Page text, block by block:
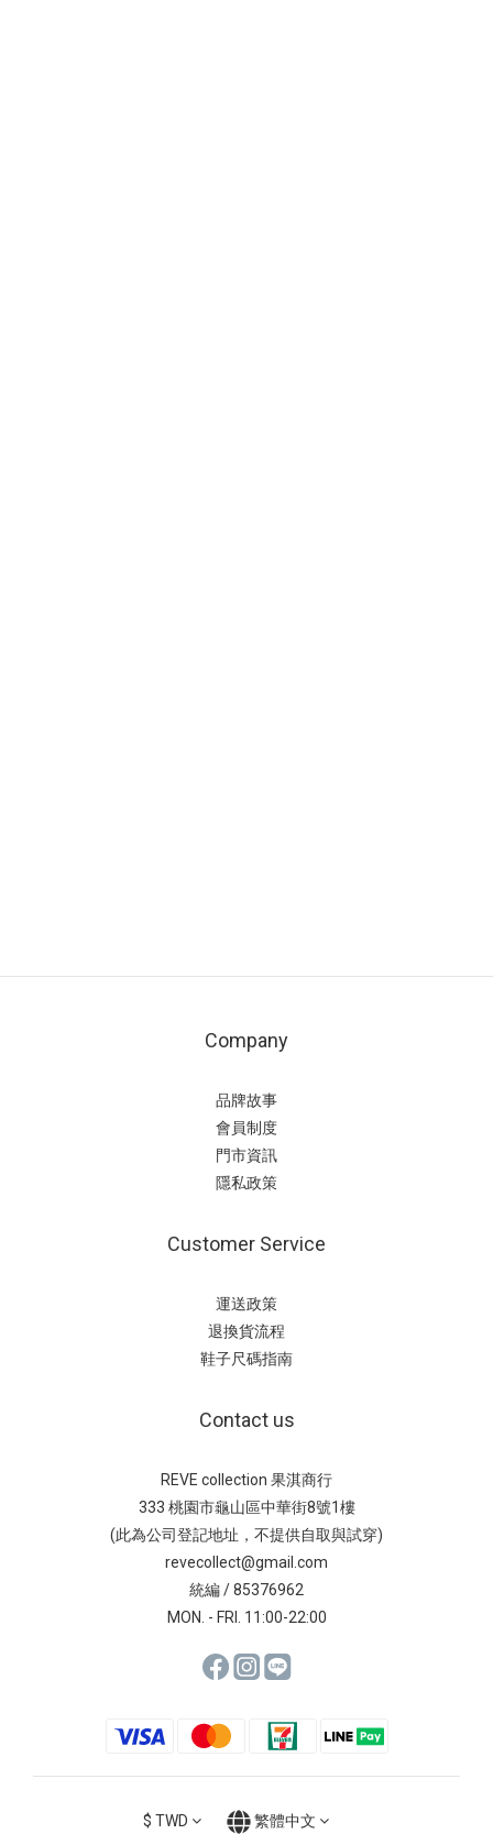
Company
品牌故事
會員制度
門市資訊
隱私政策
Customer Service
運送政策
退換貨流程
鞋子尺碼指南
Contact us
REVE collection 果淇商行
333 桃園市龜山區中華街8號1樓
(此為公司登記地址，不提供自取與試穿)
revecollect@gmail.com
統編 / 85376962
MON. - FRI. 11:00-22:00
$ TWD 繁體中文